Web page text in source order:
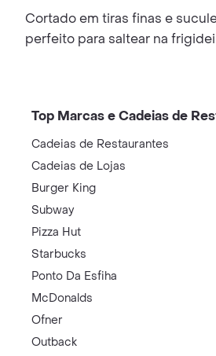
Cortado em tiras finas e
perfeito para saltear na
Top Marcas e Cadeias de
Cadeias de Restaurantes
Cadeias de Lojas
Burger King
Subway
Pizza Hut
Starbucks
Ponto Da Esfiha
McDonalds
Ofner
Outback